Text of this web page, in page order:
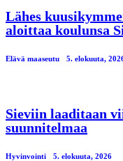
Lähes
aloittaa koulunsa
Elävä maaseutu 5. elokuuta,
Sieviin laaditaan
suunnitelmaa
Hyvinvointi 5. elokuuta, 2026